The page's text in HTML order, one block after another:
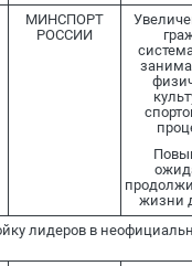
МИНСПОРТ
РОССИИ
жизни
лидеров в